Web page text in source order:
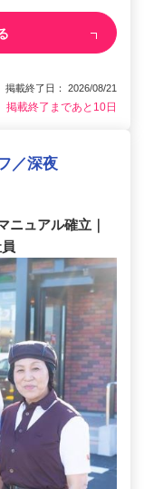
載終了日： 2026/08/21
掲載終了まであと10日
／深夜
ニュアル確立｜